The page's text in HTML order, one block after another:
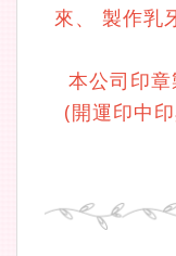
來、 製作乳
本公司印
(開運印中